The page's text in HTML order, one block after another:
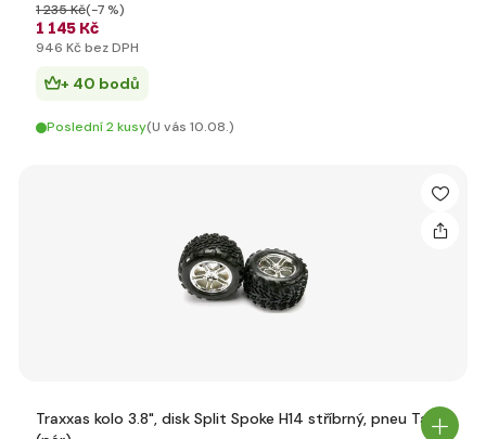
1 145 Kč
1 235 Kč(-7 %)
946 Kč bez DPH
+ 40 bodů
Poslední 2 kusy(U vás 10.08.)
Traxxas kolo 3.8", disk Split Spoke H14 stříbrný, pneu Talon